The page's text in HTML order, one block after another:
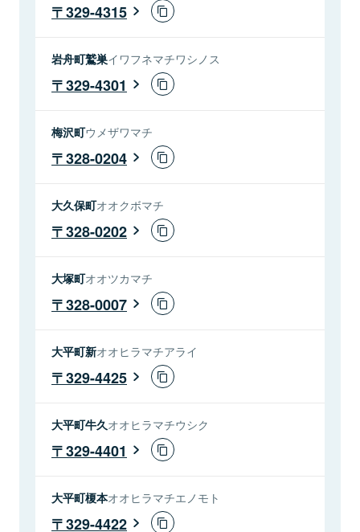
329-4315
岩舟町鷲巣イワフネマチワシノス
329-4301
梅沢町ウメザワマチ
328-0204
大久保町オオクボマチ
328-0202
大塚町オオツカマチ
328-0007
大平町新オオヒラマチアライ
329-4425
大平町牛久オオヒラマチウシク
329-4401
大平町榎本オオヒラマチエノモト
329-4422